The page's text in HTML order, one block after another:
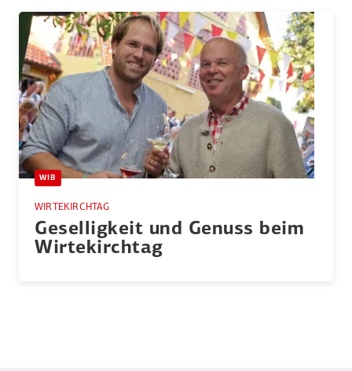
WIB
WIRTEKIRCHTAG
Gesel­ligkeit und Genuss beim
Wirte­kirchtag